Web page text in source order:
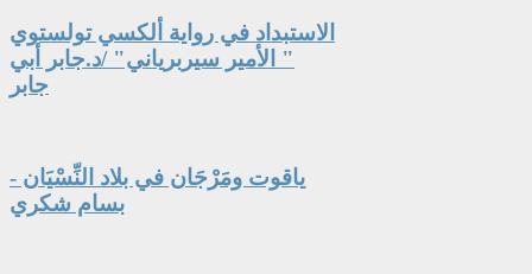
الاستبداد في رواية ألكسي تولستوي
" الأمير سيربرياني" /د.جابر أبي
جابر
ياقوت ومَرْجَان في بلاد النِّسْيَان -
بسام شكري